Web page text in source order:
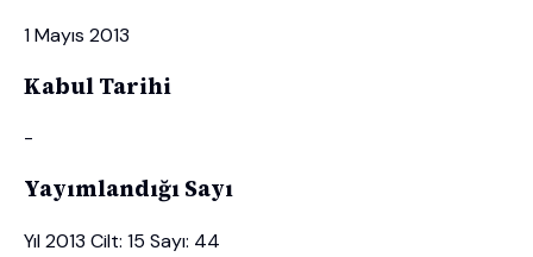
1 Mayıs 2013
Kabul Tarihi
-
Yayımlandığı Sayı
Yıl 2013 Cilt: 15 Sayı: 44